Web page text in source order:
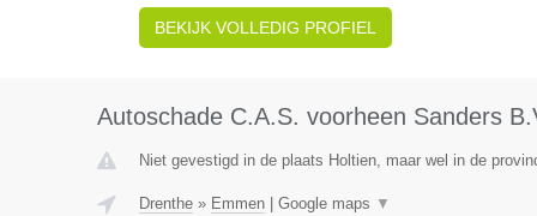
BEKIJK VOLLEDIG PROFIEL
Autoschade C.A.S. voorheen Sanders
Niet gevestigd in de plaats Holtien, maar wel in de
Drenthe» Emmen| Google maps ▼